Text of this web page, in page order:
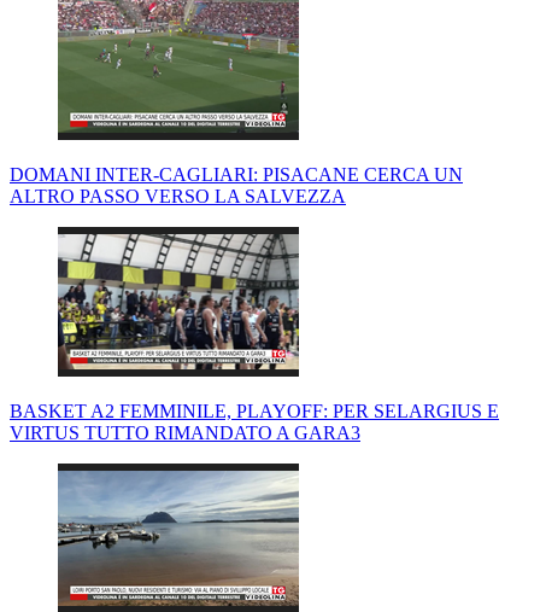
DOMANI INTER-CAGLIARI: PISACANE CERCA UN
ALTRO PASSO VERSO LA SALVEZZA
BASKET A2 FEMMINILE, PLAYOFF: PER SELARGIUS E
VIRTUS TUTTO RIMANDATO A GARA3